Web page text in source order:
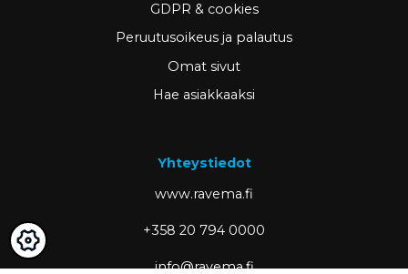
GDPR & cookies
Peruutusoikeus ja palautus
Omat sivut
Hae asiakkaaksi
Yhteystiedot
www.ravema.fi
+358 20 794 0000
info@ravema.fi